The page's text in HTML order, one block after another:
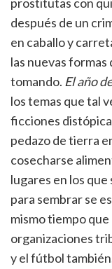
después de un
en caballo y
las nuevas formas
tomando. El año
los temas que tal
ficciones
pedazo de tierra
cosecharse
lugares en los
para sembrar se
mismo tiempo
organizaciones
y el fútbol